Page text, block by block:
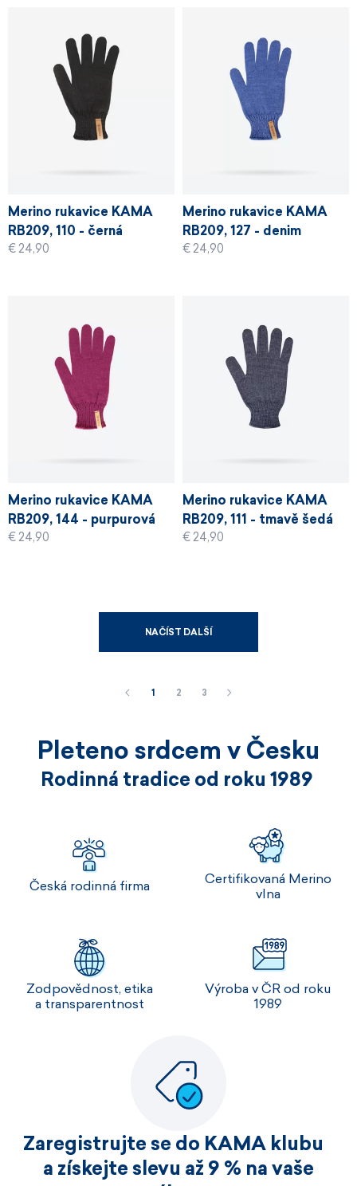
Merino rukavice KAMA
RB209, 110 - černá
€ 24,90
Merino rukavice KAMA
RB209, 127 - denim
€ 24,90
Merino rukavice KAMA
RB209, 144 - purpurová
€ 24,90
Merino rukavice KAMA
RB209, 111 - tmavě šedá
€ 24,90
NAČÍST DALŠÍ
1 2 3
Pleteno srdcem v Česku
Rodinná tradice od roku 1989
Česká rodinná firma
Certifikovaná Merino
vlna
Zodpovědnost, etika
a transparentnost
Výroba v ČR od roku
1989
Zaregistrujte se do KAMA klubu
a získejte slevu až 9 % na vaše